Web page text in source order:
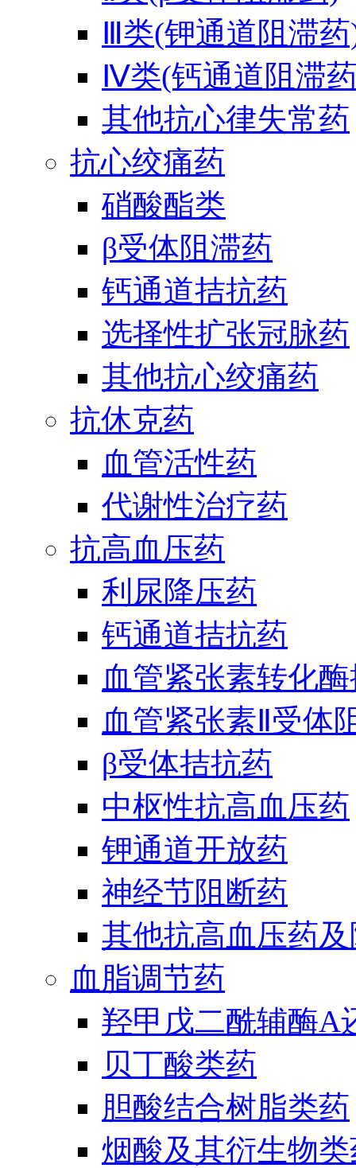
Ⅲ类(钾通道阻滞
Ⅳ类(钙通道阻滞
其他抗心律失常药
抗心绞痛药
硝酸酯类
β受体阻滞药
钙通道拮抗药
选择性扩张冠脉药
其他抗心绞痛药
抗休克药
血管活性药
代谢性治疗药
抗高血压药
利尿降压药
钙通道拮抗药
血管紧张素转化
血管紧张素Ⅱ受体
β受体拮抗药
中枢性抗高血压药
钾通道开放药
神经节阻断药
其他抗高血压药
血脂调节药
羟甲戊二酰辅酶A
贝丁酸类药
胆酸结合树脂类药
烟酸及其衍生物